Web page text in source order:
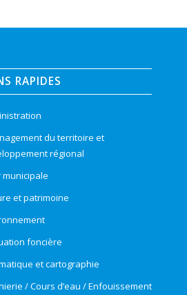
RAPIDES
du territoire et
régional
municipale
et patrimoine
foncière
et cartographie
/ Cours d’eau / Enfouissement